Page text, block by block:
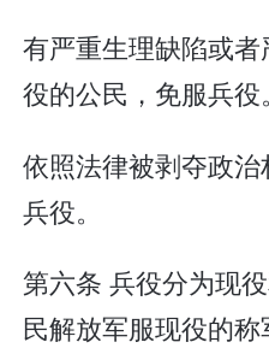
有严重生理缺陷或
役的公民，免服兵役。
依照法律被剥夺政
兵役。
第六条 兵役分为现
民解放军服现役的